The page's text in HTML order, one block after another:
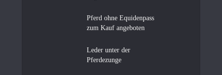
Pferd ohne Equidenpass
zum Kauf angeboten
Leder unter der
Pferdezunge